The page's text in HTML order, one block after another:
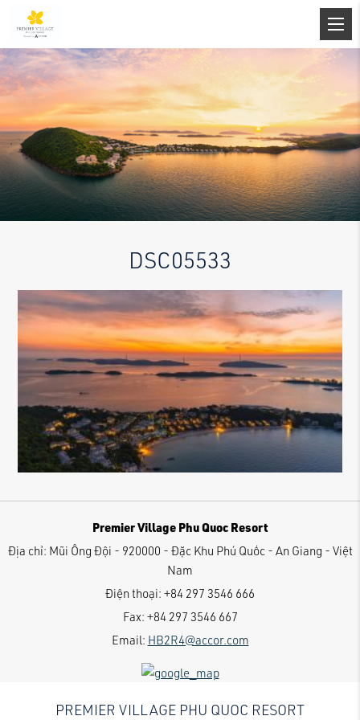
DSC05533
Premier Village Phu Quoc Resort
Địa chỉ: Mũi Ông Đội - 920000 - Đặc Khu Phú Quốc - An Giang - Việt
Nam
Điện thoại: +84 297 3546 666
Fax: +84 297 3546 667
Email: HB2R4@accor.com
PREMIER VILLAGE PHU QUOC RESORT